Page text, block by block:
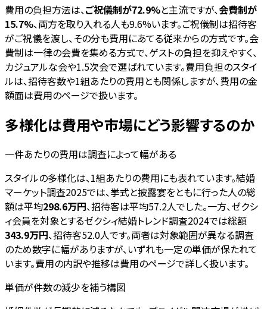
費用の負担方法は、ご祝儀制が72.9%と主流ですが、会費制が
15.7%、両方を取り入れる人も9.6%います。ご祝儀制は招待客
がご祝儀を渡し、その分も費用にあてる従来からの方式です。会
費制は一律の会費を集める方式で、ゲストの負担を抑えやすく、
カジュアルな会や1.5次会で選ばれています。費用負担のスタイ
ルは、招待客数や1組あたりの費用とも関係しますが、費用の金
額面は費用のページで扱います。
多様化は費用や市場にどう影響するのか
一件あたりの費用は調査によって幅がある
スタイルの多様化は、1組あたりの費用にも表れています。結婚
マーケット調査2025では、挙式と披露宴をともに行った人の総
額は平均298.6万円、招待客は平均57.2人でした。一方、ゼクシ
ィ会員を対象とするゼクシィ結婚トレンド調査2024では総額
343.9万円、招待客52.0人です。両者は対象範囲が異なる調査
のため数字に幅がありますが、いずれも一定の単価が保たれて
います。費用の内訳や推移は費用のページで詳しく扱います。
単価が件数の減少を補う構図